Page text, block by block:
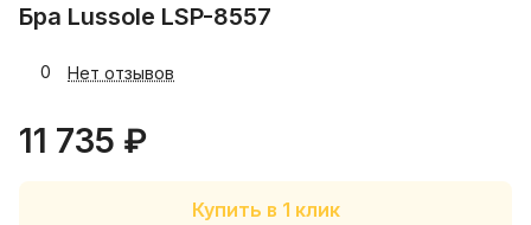
Бра Lussole LSP-8557
0 Нет отзывов
11 735 ₽
Купить в 1 клик